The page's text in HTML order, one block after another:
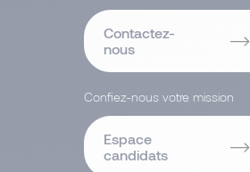
Contactez-
nous
Confiez-nous votre mission
Espace
candidats